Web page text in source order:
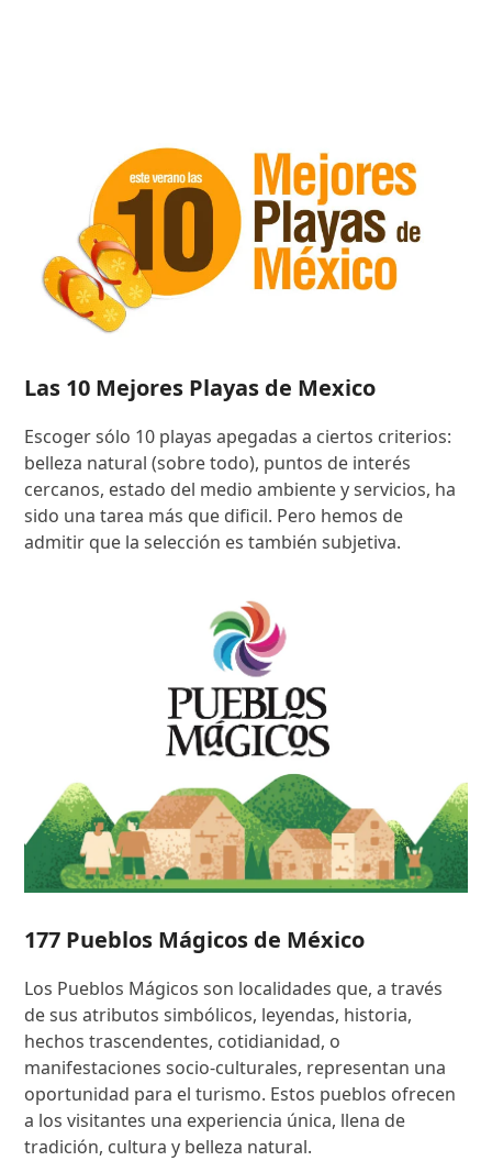
Las 10 Mejores Playas de Mexico
Escoger sólo 10 playas apegadas a ciertos criterios:
belleza natural (sobre todo), puntos de interés
cercanos, estado del medio ambiente y servicios, ha
sido una tarea más que dificil. Pero hemos de
admitir que la selección es también subjetiva.
177 Pueblos Mágicos de México
Los Pueblos Mágicos son localidades que, a través
de sus atributos simbólicos, leyendas, historia,
hechos trascendentes, cotidianidad, o
manifestaciones socio-culturales, representan una
oportunidad para el turismo. Estos pueblos ofrecen
a los visitantes una experiencia única, llena de
tradición, cultura y belleza natural.